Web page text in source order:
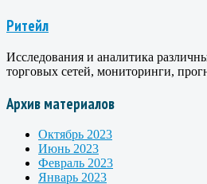
Ритейл
Исследования и аналитика
торговых сетей, мониторинги,
Архив материалов
Октябрь 2023
Июнь 2023
Февраль 2023
Январь 2023